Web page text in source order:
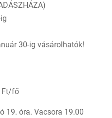
30-ig vásárolhatók!
Ft/fő
19. óra. Vacsora 19.00